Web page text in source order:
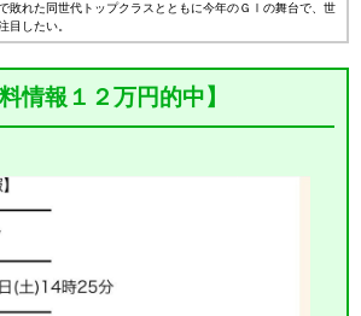
敗れた同世代トップクラスとともに今年のＧⅠの舞台で、世
目したい。
料情報１２万円的中】